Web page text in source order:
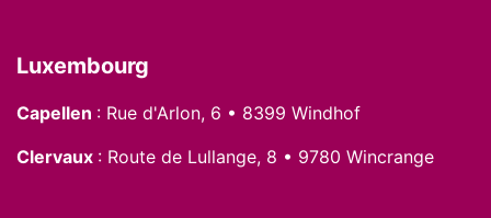
Luxembourg
Capellen : Rue d'Arlon, 6 • 8399 Windhof
Clervaux : Route de Lullange, 8 • 9780 Wincrange